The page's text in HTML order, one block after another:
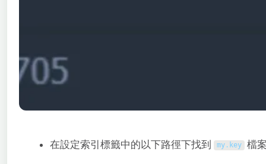
在設定索引標籤中的以下路徑下找到 my. key 檔